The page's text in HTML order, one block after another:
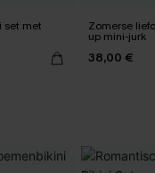
set met Zomerse
up mini-jurk
38,00 €